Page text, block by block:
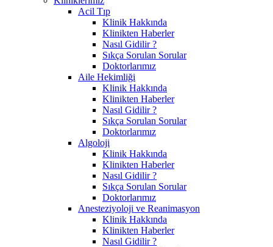
Acil Tıp
Klinik Hakkında
Klinikten Haberler
Nasıl Gidilir ?
Sıkça Sorulan Sorular
Doktorlarımız
Aile Hekimliği
Klinik Hakkında
Klinikten Haberler
Nasıl Gidilir ?
Sıkça Sorulan Sorular
Doktorlarımız
Algoloji
Klinik Hakkında
Klinikten Haberler
Nasıl Gidilir ?
Sıkça Sorulan Sorular
Doktorlarımız
Anesteziyoloji ve Reanimasyon
Klinik Hakkında
Klinikten Haberler
Nasıl Gidilir ?